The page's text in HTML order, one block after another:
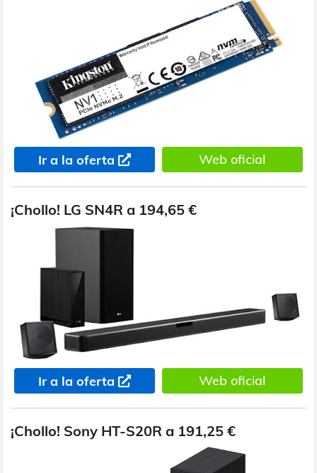
Ir a la oferta Web oficial
¡Chollo! LG SN4R a 194,65 €
Ir a la oferta Web oficial
¡Chollo! Sony HT-S20R a 191,25 €